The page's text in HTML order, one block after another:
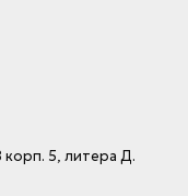
корп. 5, литера Д.